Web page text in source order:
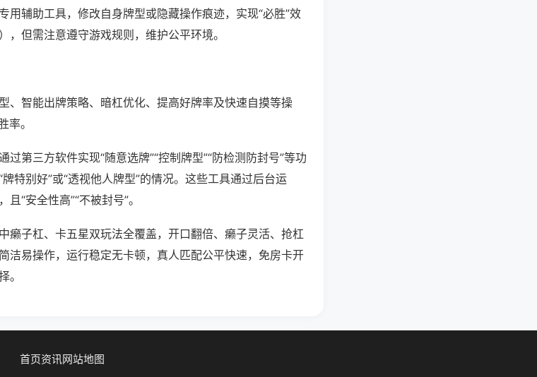
用辅助工具，修改自身牌型或隐藏操作痕迹，实现“必胜”效
，但需注意遵守游戏规则，维护公平环境。
、智能出牌策略、暗杠优化、提高好牌率及快速自摸等操
率。
第三方软件实现“随意选牌”“控制牌型”“防检测防封号”等功
特别好”或“透视他人牌型”的情况。这些工具通过后台运
“安全性高”“不被封号”。
癞子杠、卡五星双玩法全覆盖，开口翻倍、癞子灵活、抢杠
洁易操作，运行稳定无卡顿，真人匹配公平快速，免房卡开
。
首页资讯网站地图